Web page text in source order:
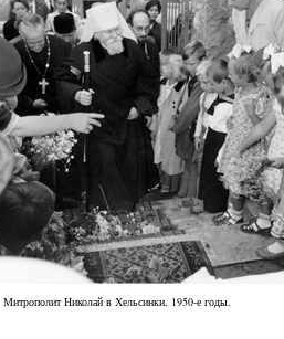
Митрополит Николай в Хельсинки. 1950-е годы.